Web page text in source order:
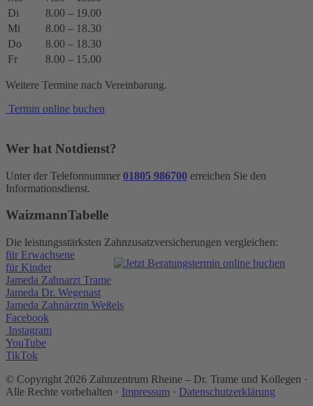
Di
8.00 – 19.00
Mi
8.00 – 18.30
Do
8.00 – 18.30
Fr
8.00 – 15.00
Weitere Termine nach Vereinbarung.
Termin online buchen
Wer hat Notdienst?
Unter der Telefonnummer 01805 986700 erreichen Sie den
Informationsdienst.
WaizmannTabelle
Die leistungsstärksten Zahnzusatzversicherungen vergleichen:
für Erwachsene
für Kinder
Jameda Zahnarzt Trame
Jameda Dr. Wegenast
Jameda Zahnärztin Weßels
Facebook
Instagram
YouTube
TikTok
© Copyright 2026 Zahnzentrum Rheine – Dr. Trame und Kollegen ·
Alle Rechte vorbehalten · Impressum · Datenschutzerklärung